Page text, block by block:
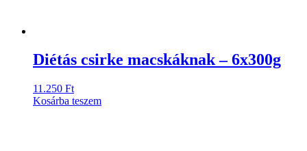
Diétás csirke macskáknak – 6x300g
11.250 Ft
Kosárba teszem